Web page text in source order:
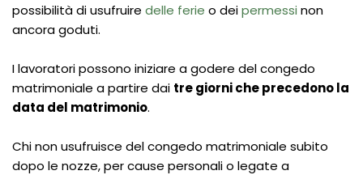
possibilità di usufruire delle ferie o deipermessi non
ancora goduti.
I lavoratori possono iniziare a godere del congedo
matrimoniale a partire dai tre giorni che precedono la
data del matrimonio.
Chi non usufruisce del congedo matrimoniale subito
dopo le nozze, per cause personali o legate a